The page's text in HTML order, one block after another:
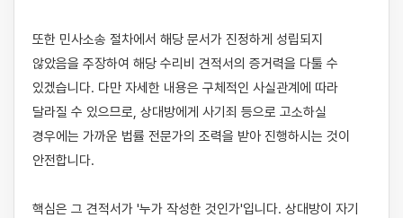
또한 민사소송 절차에서 해당 문서가 진정하게 성립되지
않았음을 주장하여 해당 수리비 견적서의 증거력을 다툴 수
있겠습니다. 다만 자세한 내용은 구체적인 사실관계에 따라
달라질 수 있으므로, 상대방에게 사기죄 등으로 고소하실
경우에는 가까운 법률 전문가의 조력을 받아 진행하시는 것이
안전합니다.
핵심은 그 견적서가 '누가 작성한 것인가'입니다. 상대방이 자기